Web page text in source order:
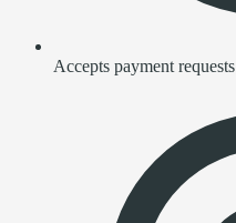
Accepts payment requests